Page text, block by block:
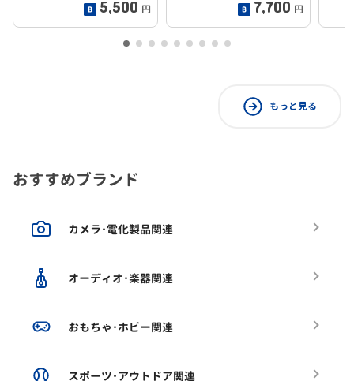
5,500 円 7,700 円
もっと見る
おすすめブランド
カメラ･電化製品関連
オーディオ･楽器関連
おもちゃ･ホビー関連
スポーツ･アウトドア関連